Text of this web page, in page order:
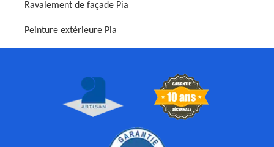
Ravalement de façade Pia
Peinture extérieure Pia